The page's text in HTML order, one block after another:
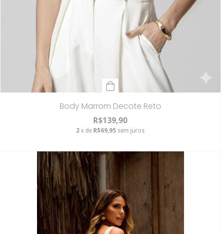
Body Marrom Decote Reto
R$139,90
2 x de R$69,95 sem juros